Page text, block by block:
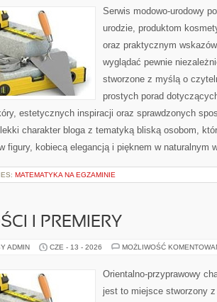
Serwis modowo-urodowy
urodzie, produktom
oraz praktycznym
wyglądać pewnie
stworzone z myślą o
prostych porad
estetycznych inspiracji oraz sprawdzonych
charakter bloga z tematyką bliską osobom,
figury, kobiecą elegancją i pięknem w naturalnym
MATEMATYKA NA EGZAMINIE
I PREMIERY
ADMIN CZE - 13 - 2026 MOŻLIWOŚĆ
Orientalno-przyprawowy
jest to miejsce stworzony